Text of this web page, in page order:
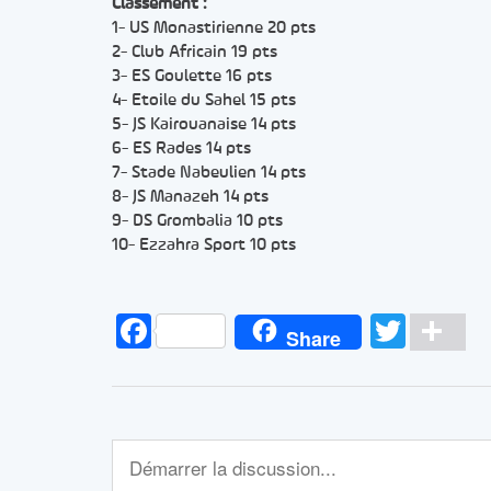
Classement :
1- US Monastirienne 20 pts
2- Club Africain 19 pts
3- ES Goulette 16 pts
4- Etoile du Sahel 15 pts
5- JS Kairouanaise 14 pts
6- ES Rades 14 pts
7- Stade Nabeulien 14 pts
8- JS Manazeh 14 pts
9- DS Grombalia 10 pts
10- Ezzahra Sport 10 pts
FacebookShare Twitter